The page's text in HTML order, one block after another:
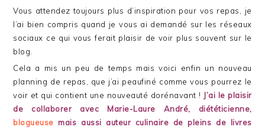
Vous attendez toujours plus d’inspiration pour vos repas, je
l’ai bien compris quand je vous ai demandé sur les réseaux
sociaux ce qui vous ferait plaisir de voir plus souvent sur le
blog.
Cela a mis un peu de temps mais voici enfin un nouveau
planning de repas, que j’ai peaufiné comme vous pourrez le
voir et qui contient une nouveauté dorénavant ! J’ai le plaisir
de collaborer avec Marie-Laure André, diététicienne,
blogueusemais aussi auteur culinaire depleins de livres